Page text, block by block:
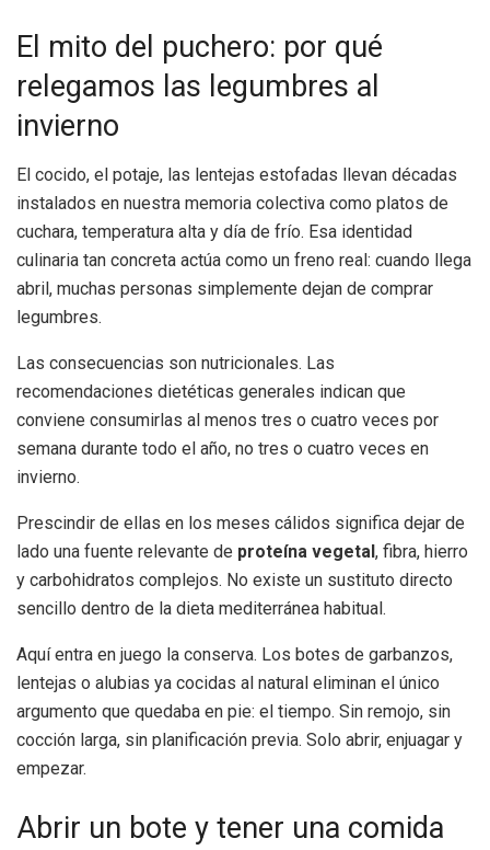
El mito del puchero: por qué
relegamos las legumbres al
invierno
El cocido, el potaje, las lentejas estofadas llevan décadas
instalados en nuestra memoria colectiva como platos de
cuchara, temperatura alta y día de frío. Esa identidad
culinaria tan concreta actúa como un freno real: cuando llega
abril, muchas personas simplemente dejan de comprar
legumbres.
Las consecuencias son nutricionales. Las
recomendaciones dietéticas generales indican que
conviene consumirlas al menos tres o cuatro veces por
semana durante todo el año, no tres o cuatro veces en
invierno.
Prescindir de ellas en los meses cálidos significa dejar de
lado una fuente relevante de proteína vegetal, fibra, hierro
y carbohidratos complejos. No existe un sustituto directo
sencillo dentro de la dieta mediterránea habitual.
Aquí entra en juego la conserva. Los botes de garbanzos,
lentejas o alubias ya cocidas al natural eliminan el único
argumento que quedaba en pie: el tiempo. Sin remojo, sin
cocción larga, sin planificación previa. Solo abrir, enjuagar y
empezar.
Abrir un bote y tener una comida